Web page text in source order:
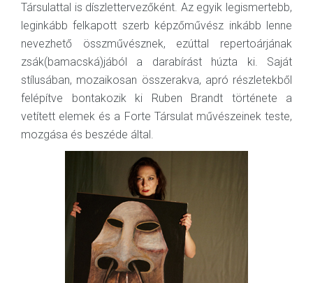
Társulattal is díszlettervezőként. Az egyik legismertebb,
leginkább felkapott szerb képzőművész inkább lenne
nevezhető összművésznek, ezúttal repertoárjának
zsák(bamacská)jából a darabírást húzta ki. Saját
stílusában, mozaikosan összerakva, apró részletekből
felépítve bontakozik ki Ruben Brandt története a
vetített elemek és a Forte Társulat művészeinek teste,
mozgása és beszéde által.